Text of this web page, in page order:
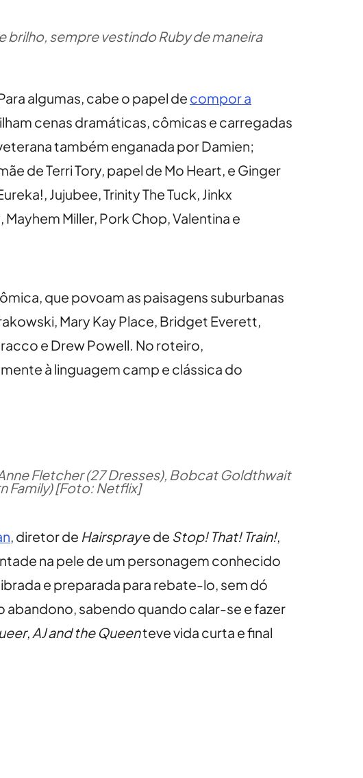
brilho, sempre vestindo Ruby de maneira
algumas, cabe o papel de compor a
cenas dramáticas, cômicas e carregadas
também enganada por Damien;
de Terri Tory, papel de Mo Heart, e Ginger
Jujubee, Trinity The Tuck, Jinkx
Miller, Pork Chop, Valentina e
que povoam as paisagens suburbanas
Mary Kay Place, Bridget Everett,
e Drew Powell. No roteiro,
à linguagem camp e clássica do
Fletcher (27 Dresses), Bobcat Goldthwait
Family) [Foto: Netflix]
, diretor de Hairspraye de Stop! That! Train!,
na pele de um personagem conhecido
e preparada para rebate-lo, sem dó
abandono, sabendo quando calar-se e fazer
, AJ and the Queenteve vida curta e final